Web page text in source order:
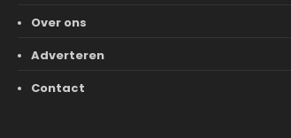
Over ons
Adverteren
Contact